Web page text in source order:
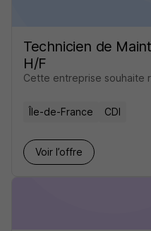
Technicien de
H/F
Cette entreprise souhaite
Île-de-France CDI
Voir l’offre